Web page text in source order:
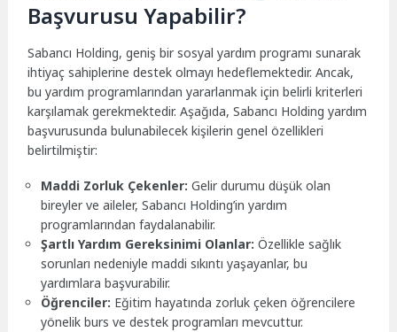
Başvurusu Yapabilir?
Sabancı Holding, geniş bir sosyal yardım programı sunarak
ihtiyaç sahiplerine destek olmayı hedeflemektedir. Ancak,
bu yardım programlarından yararlanmak için belirli kriterleri
karşılamak gerekmektedir. Aşağıda, Sabancı Holding yardım
başvurusunda bulunabilecek kişilerin genel özellikleri
belirtilmiştir:
Maddi Zorluk Çekenler: Gelir durumu düşük olan
bireyler ve aileler, Sabancı Holding’in yardım
programlarından faydalanabilir.
Şartlı Yardım Gereksinimi Olanlar: Özellikle sağlık
sorunları nedeniyle maddi sıkıntı yaşayanlar, bu
yardımlara başvurabilir.
Öğrenciler: Eğitim hayatında zorluk çeken öğrencilere
yönelik burs ve destek programları mevcuttur.